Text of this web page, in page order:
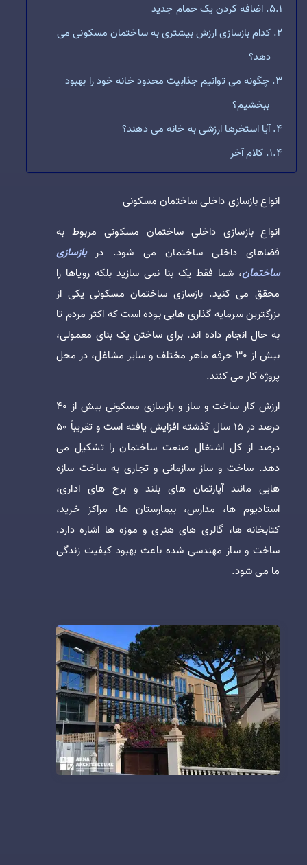
اضافه کردن یک حمام جدید
کدام بازسازی ارزش بیشتری به ساختمان مسکونی می
دهد؟
چگونه می توانیم جذابیت محدود خانه خود را بهبود
ببخشیم؟
آیا استخرها ارزشی به خانه می دهند؟
کلام آخر
انواع بازسازی داخلی ساختمان مسکونی
انواع بازسازی داخلی ساختمان مسکونی مربوط به
فضاهای داخلی ساختمان می شود. دربازسازی
ساختمان، شما فقط یک بنا نمی سازید بلکه رویاها را
محقق می کنید. بازسازی ساختمان مسکونی یکی از
بزرگترین سرمایه گذاری هایی بوده است که اکثر مردم تا
به حال انجام داده اند. برای ساختن یک بنای معمولی،
بیش از 30 حرفه ماهر مختلف و سایر مشاغل، در محل
پروژه کار می کنند.
ارزش کار ساخت و ساز و بازسازی مسکونی بیش از 40
درصد در 15 سال گذشته افزایش یافته است و تقریباً 50
درصد از کل اشتغال صنعت ساختمان را تشکیل می
دهد. ساخت و ساز سازمانی و تجاری به ساخت سازه
هایی مانند آپارتمان های بلند و برج های اداری،
استادیوم ها، مدارس، بیمارستان ها، مراکز خرید،
کتابخانه ها، گالری های هنری و موزه ها اشاره دارد.
ساخت و ساز مهندسی شده باعث بهبود کیفیت زندگی
ما می شود.